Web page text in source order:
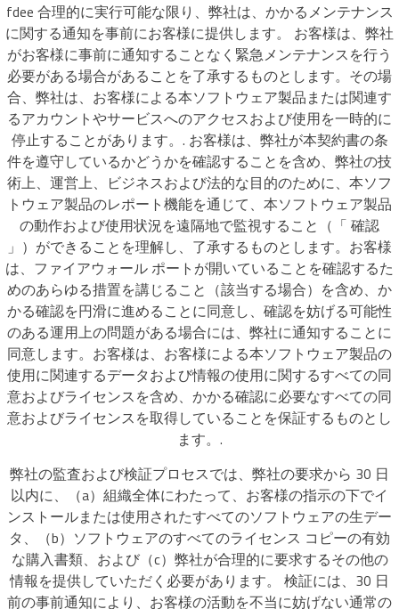
fdee 合理的に実行可能な限り、弊社は、かかるメンテナンス
に関する通知を事前にお客様に提供します。 お客様は、弊社
がお客様に事前に通知することなく緊急メンテナンスを行う
必要がある場合があることを了承するものとします。その場
合、弊社は、お客様による本ソフトウェア製品または関連す
るアカウントやサービスへのアクセスおよび使用を一時的に
停止することがあります。. お客様は、弊社が本契約書の条
件を遵守しているかどうかを確認することを含め、弊社の技
術上、運営上、ビジネスおよび法的な目的のために、本ソフ
トウェア製品のレポート機能を通じて、本ソフトウェア製品
の動作および使用状況を遠隔地で監視すること（「 確認
」）ができることを理解し、了承するものとします。お客様
は、ファイアウォール ポートが開いていることを確認するた
めのあらゆる措置を講じること（該当する場合）を含め、か
かる確認を円滑に進めることに同意し、確認を妨げる可能性
のある運用上の問題がある場合には、弊社に通知することに
同意します。お客様は、お客様による本ソフトウェア製品の
使用に関連するデータおよび情報の使用に関するすべての同
意およびライセンスを含め、かかる確認に必要なすべての同
意およびライセンスを取得していることを保証するものとし
ます。.
弊社の監査および検証プロセスでは、弊社の要求から 30 日
以内に、（a）組織全体にわたって、お客様の指示の下でイ
ンストールまたは使用されたすべてのソフトウェアの生デー
タ、（b）ソフトウェアのすべてのライセンス コピーの有効
な購入書類、および（c）弊社が合理的に要求するその他の
情報を提供していただく必要があります。 検証には、30 日
前の事前通知により、お客様の活動を不当に妨げない通常の